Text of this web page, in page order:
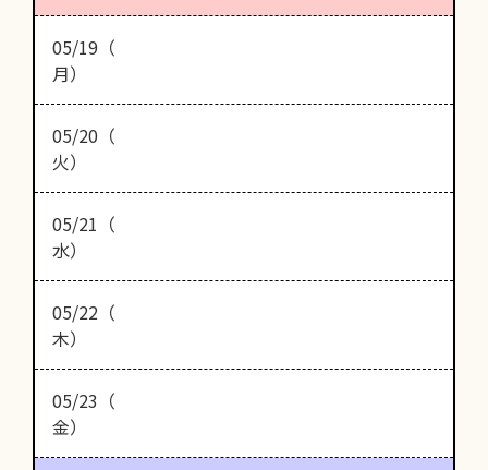
05/19（
月）
05/20（
火）
05/21（
水）
05/22（
木）
05/23（
金）